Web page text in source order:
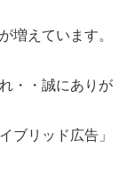
増えています。
・・誠にありが
ブリッド広告」